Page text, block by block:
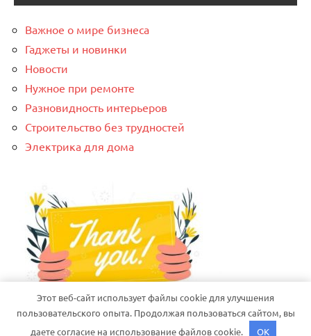
Важное о мире бизнеса
Гаджеты и новинки
Новости
Нужное при ремонте
Разновидность интерьеров
Строительство без трудностей
Электрика для дома
Этот веб-сайт использует файлы cookie для улучшения
пользовательского опыта. Продолжая пользоваться сайтом, вы
даете согласие на использование файлов cookie.
OK